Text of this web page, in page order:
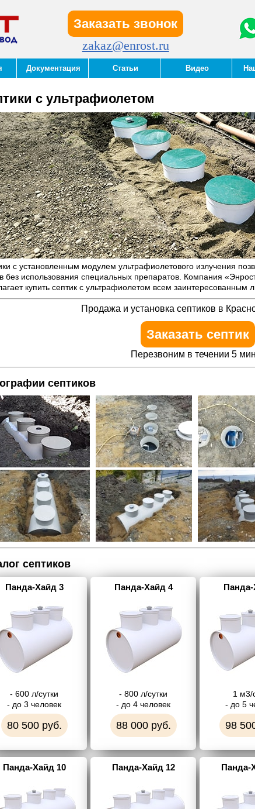
Заказать звонок
zakaz@enrost.ru
Документация Статьи Видео
с ультрафиолетом
с установленным модулем ультрафиолетового излучения
без использования специальных препаратов. Компания
купить септик с ультрафиолетом всем заинтересованным
Продажа и установка септиков в
Заказать септик
Перезвоним в течении 5
септиков
септиков
Панда-Хайд 3
- 600 л/сутки
- до 3 человек
80 500 руб.
Панда-Хайд 4
- 800 л/сутки
- до 4 человек
88 000 руб.
1 м3/
- до 5
98
Панда-Хайд 10 Панда-Хайд 12 Панда-